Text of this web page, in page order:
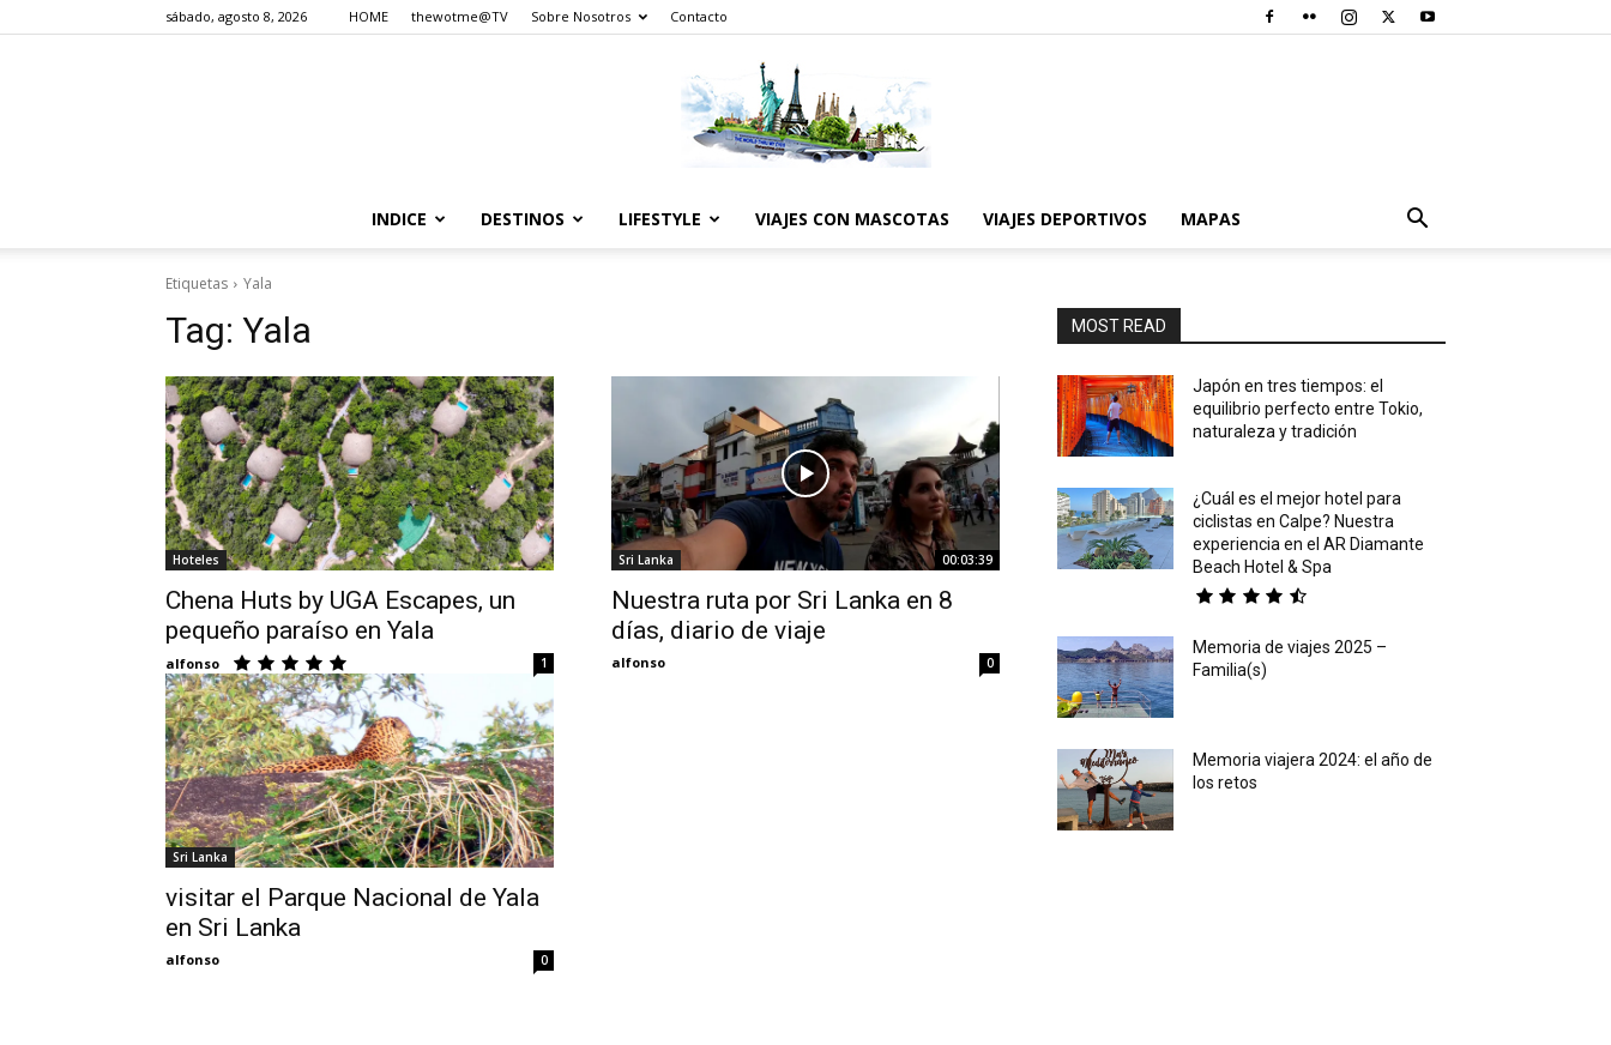
sábado, agosto 8, 2026 HOME thewotme@TV Sobre Nosotros Contacto
World
Thru
INDICE DESTINOS LIFESTYLE VIAJES CON MASCOTAS VIAJES DEPORTIVOS MAPAS
Etiquetas Yala
Tag: Yala
Hoteles
Chena Huts by UGA Escapes, un
pequeño paraíso en Yala
alfonso 1
Sri Lanka 00:03:39
Nuestra ruta por Sri Lanka en 8
días, diario de viaje
alfonso 0
Sri Lanka
visitar el Parque Nacional de Yala
en Sri Lanka
alfonso 0
MOST READ
Japón en tres tiempos: el
equilibrio perfecto entre Tokio,
naturaleza y tradición
¿Cuál es el mejor hotel para
ciclistas en Calpe? Nuestra
experiencia en el AR Diamante
Beach Hotel & Spa
Memoria de viajes 2025 –
Familia(s)
Memoria viajera 2024: el año de
los retos